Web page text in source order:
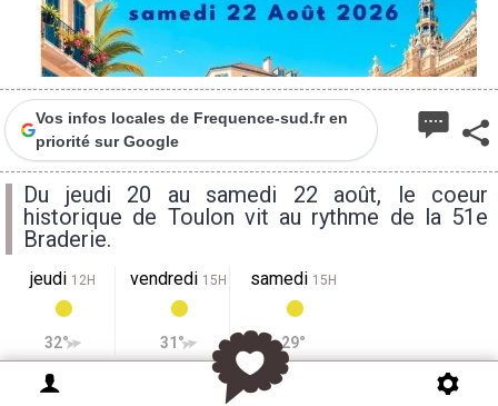
Vos infos locales de Frequence-sud.fr en
priorité sur Google
Du jeudi 20 au samedi 22 août, le coeur
historique de Toulon vit au rythme de la 51e
Braderie.
jeudi 12H
32°
vendredi 15H
31°
samedi 15H
29°